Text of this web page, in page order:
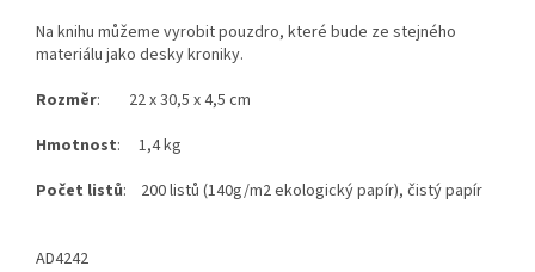
Na knihu můžeme vyrobit pouzdro, které bude ze stejného
materiálu jako desky kroniky.
Rozměr: 22 x 30,5 x 4,5 cm
Hmotnost: 1,4 kg
Počet listů: 200 listů (140g/m2 ekologický papír), čistý papír
AD4242